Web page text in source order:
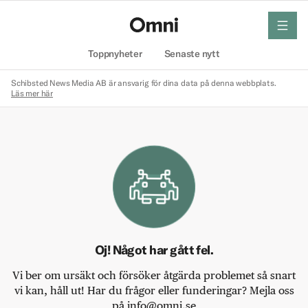
Toppnyheter Senaste nytt
meny
Schibsted News Media AB är ansvarig för dina data på denna webbplats.
Läs mer här
Oj! Något har gått fel.
Vi ber om ursäkt och försöker åtgärda problemet så snart
vi kan, håll ut! Har du frågor eller funderingar? Mejla oss